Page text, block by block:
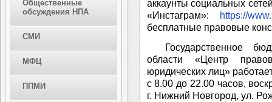
Общественные
обсуждения НПА
СМИ
МФЦ
ППМИ
аккаунты социальных
«Инстаграм»:
https://
бесплатные правовые
Государственное
области «Центр
юридических лиц»
с 8.00 до 22.00 часов,
г. Нижний Новгород, ул.